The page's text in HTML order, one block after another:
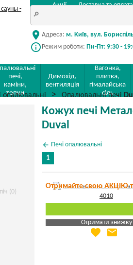
Акції Доставка та оплата
location_on Адреса: м. Київ, вул.
info_outline Режим роботи: Пн-Пт: 9:30 -
печі,
каміни,
топки
Димохід,
вентиляція
Вагонка,
плитка,
гімалайська
сіль
опалювальні Опалювальні печі
(0)
Кожух печі
Duval
arrow_back Печі опалювальні
1
Отримайте свою АКЦІЮ
Отримати знижку
Яка Ваша ціна
favorite email